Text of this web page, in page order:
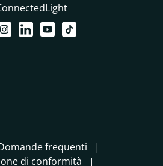
frequenti
di conformità